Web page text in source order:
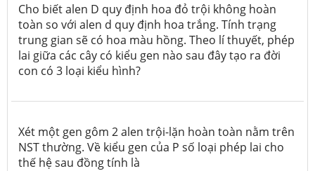
Cho biết alen D quy định hoa đỏ trội không hoàn
toàn so với alen d quy định hoa trắng. Tính trạng
trung gian sẽ có hoa màu hồng. Theo lí thuyết, phép
lai giữa các cây có kiểu gen nào sau đây tạo ra đời
con có 3 loại kiểu hình?
Xét một gen gôm 2 alen trội-lặn hoàn toàn nằm trên
NST thường. Về kiểu gen của P số loại phép lai cho
thế hệ sau đồng tính là